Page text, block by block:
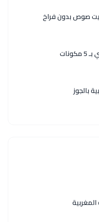
صوص بدون فراخ
بالجوز